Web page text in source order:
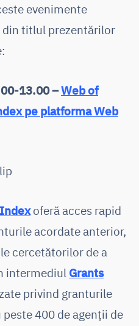
evenimente
titlul prezentărilor
13.00 –Web of
pe platforma Web
oferă acces rapid
acordate anterior,
cercetătorilor de a
intermediul Grants
privind granturile
400 de agenții de